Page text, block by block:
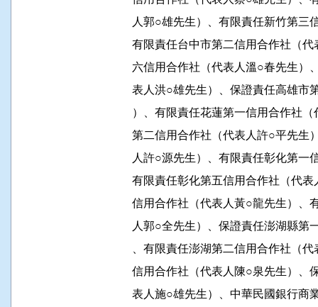
人郭○雄先生）、有限責任新竹第
有限責任台中市第二信用合作社
六信用合作社（代表人溫○春先生
表人洪○雄先生）、保證責任高雄
）、有限責任花蓮第一信用合作
第二信用合作社（代表人許○平先
人許○源先生）、有限責任彰化第
有限責任彰化第五信用合作社（
信用合作社（代表人黃○龍先生）
人郭○全先生）、保證責任澎湖縣
、有限責任澎湖第二信用合作社
信用合作社（代表人陳○泉先生）
表人施○雄先生）、中華民國銀行